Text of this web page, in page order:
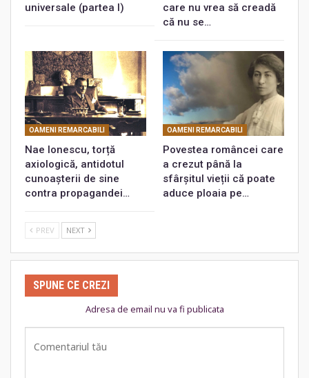
universale (partea I)
care nu vrea să creadă
că nu se…
OAMENI REMARCABILI
Nae Ionescu, torță
axiologică, antidotul
cunoașterii de sine
contra propagandei…
OAMENI REMARCABILI
Povestea româncei care
a crezut până la
sfârșitul vieții că poate
aduce ploaia pe…
PREV NEXT
SPUNE CE CREZI
Adresa de email nu va fi publicata